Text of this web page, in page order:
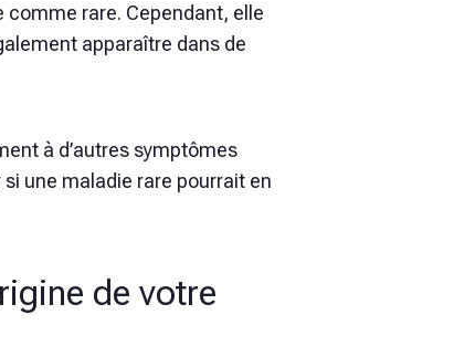
comme rare. Cependant, elle
apparaître dans de
à d’autres symptômes
une maladie rare pourrait en
de votre